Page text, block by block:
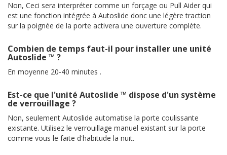
Non, Ceci sera interpréter comme un forçage ou Pull Aider qui
est une fonction intégrée à Autoslide donc une légère traction
sur la poignée de la porte activera une ouverture complète.
Combien de temps faut-il pour installer une unité
Autoslide ™ ?
En moyenne 20-40 minutes .
Est-ce que l'unité Autoslide ™ dispose d'un système
de verrouillage ?
Non, seulement Autoslide automatise la porte coulissante
existante. Utilisez le verrouillage manuel existant sur la porte
comme vous le faite d'habitude la nuit.